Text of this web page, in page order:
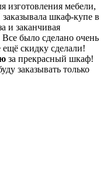
изготовления мебели,
шкаф-купе в
и заканчивая
было сделано очень
скидку сделали!
за прекрасный шкаф!
заказывать только